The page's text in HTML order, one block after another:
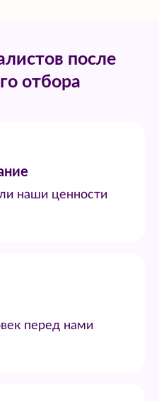
после
отбора
наши ценности
перед нами